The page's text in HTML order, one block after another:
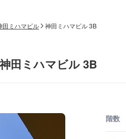
田ミハマビル 神田ミハマビル 3B
田ミハマビル 3B
階数